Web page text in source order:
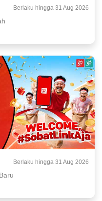
Berlaku hingga 31 Aug 2026
Berlaku hingga 31 Aug 2026